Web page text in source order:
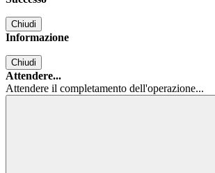
Chiudi
Informazione
Chiudi
Attendere...
Attendere il completamento dell'operazione...